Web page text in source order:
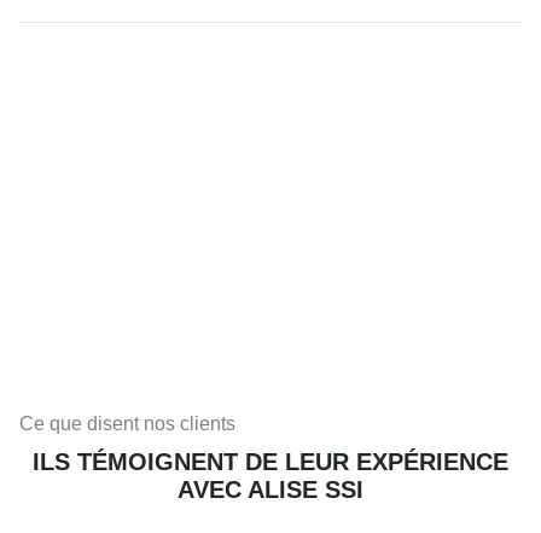
Ce que disent nos clients
ILS TÉMOIGNENT DE LEUR EXPÉRIENCE
AVEC ALISE SSI